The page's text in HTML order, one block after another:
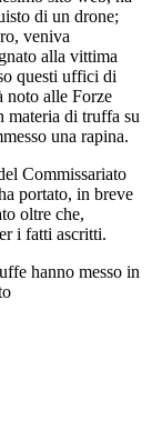
di un drone;
veniva
alla vittima
questi uffici di
noto alle Forze
materia di truffa su
una rapina.
Commissariato
portato, in breve
oltre che,
i fatti ascritti.
hanno messo in